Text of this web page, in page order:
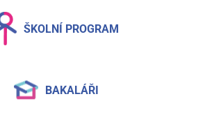
ŠKOLNÍ PROGRAM
BAKALÁŘI